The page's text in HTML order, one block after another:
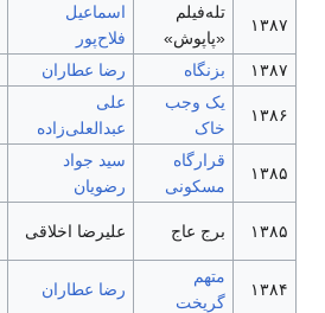
۱۳۸۷
تله‌فیلم
«پاپوش»
اسماعیل
فلاح‌پور
۱۳۸۷ بزنگاه رضا عطاران
۱۳۸۶
یک وجب
خاک
علی
عبدالعلی‌زاده
۱۳۸۵
قرارگاه
مسکونی
سید جواد
رضویان
۱۳۸۵ برج عاج علیرضا اخلاقی
۱۳۸۴
متهم
گریخت
رضا عطاران